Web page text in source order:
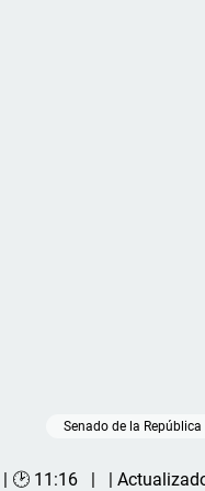
Senado de la República
🕑 11:16
|